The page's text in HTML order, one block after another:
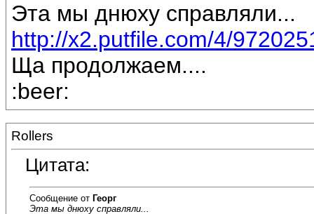
Эта мы днюху справляли...
http://x2.putfile.com/4/
Ща продолжаем....
:beer:
Rollers
Цитата:
Сообщение от Георг
Эта мы днюху справляли...